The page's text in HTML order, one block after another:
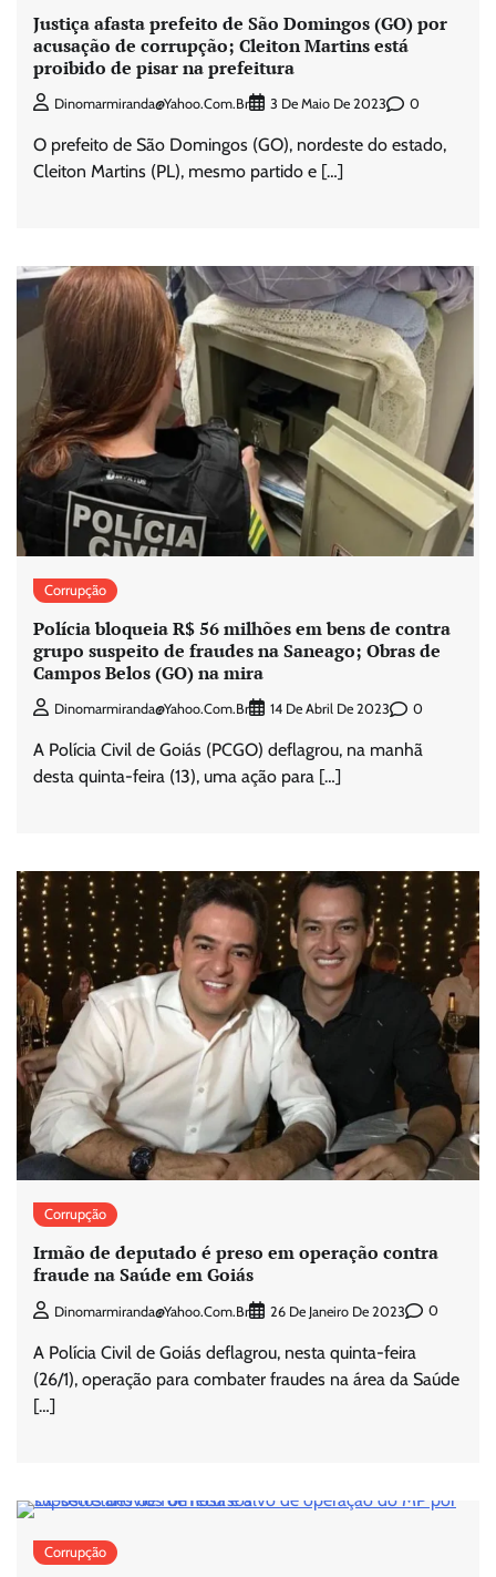
Justiça afasta prefeito de São Domingos (GO) por
acusação de corrupção; Cleiton Martins está
proibido de pisar na prefeitura
Dinomarmiranda@yahoo.com.br 3 De Maio De 2023 0
O prefeito de São Domingos (GO), nordeste do estado,
Cleiton Martins (PL), mesmo partido e […]
Corrupção
Polícia bloqueia R$ 56 milhões em bens de contra
grupo suspeito de fraudes na Saneago; Obras de
Campos Belos (GO) na mira
Dinomarmiranda@yahoo.com.br 14 De Abril De 2023 0
A Polícia Civil de Goiás (PCGO) deflagrou, na manhã
desta quinta-feira (13), uma ação para […]
Corrupção
Irmão de deputado é preso em operação contra
fraude na Saúde em Goiás
Dinomarmiranda@yahoo.com.br 26 De Janeiro De 2023 0
A Polícia Civil de Goiás deflagrou, nesta quinta-feira
(26/1), operação para combater fraudes na área da Saúde
[…]
Corrupção